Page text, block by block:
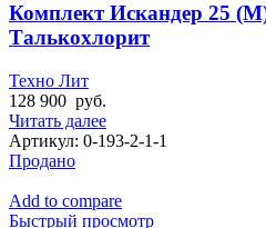
Комплект Искандер 25
Талькохлорит
Техно Лит
128 900 руб.
Читать далее
Артикул: 0-193-2-1-1
Продано
Add to compare
Быстрый просмотр